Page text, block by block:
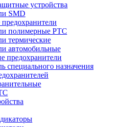
устройства
SMD
полимерные PTC
термические
автомобильные
специального назначения